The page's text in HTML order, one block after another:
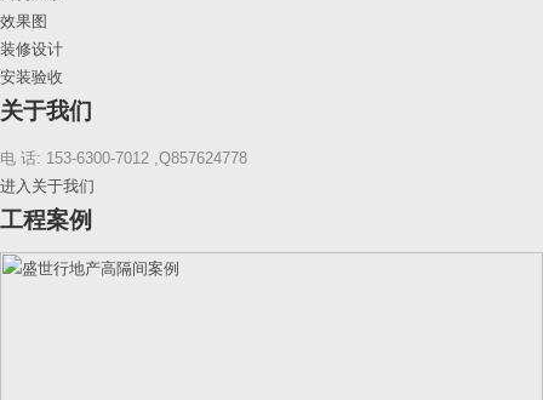
效果图
装修设计
安装验收
关于我们
电 话: 153-6300-7012 ,Q857624778
进入关于我们
工程案例